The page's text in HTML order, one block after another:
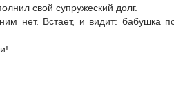
свой супружеский долг.
нет. Встает, и видит: бабушка